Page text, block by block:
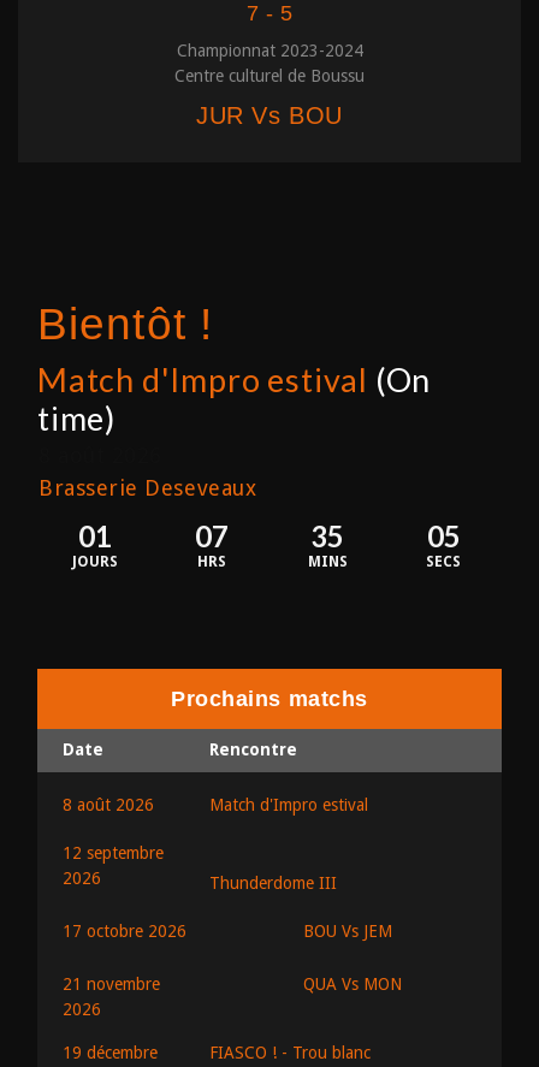
7 - 5
Championnat 2023-2024
Centre culturel de Boussu
JUR Vs BOU
Bientôt !
Match d'Impro estival (On
time)
Brasserie Deseveaux
01
JOURS
07
HRS
35
MINS
05
SECS
Prochains matchs
Date Rencontre
8 août 2026 Match d'Impro estival
12 septembre
2026
Thunderdome III
17 octobre 2026 BOU Vs JEM
21 novembre
2026
QUA Vs MON
19 décembre
FIASCO ! - Trou blanc